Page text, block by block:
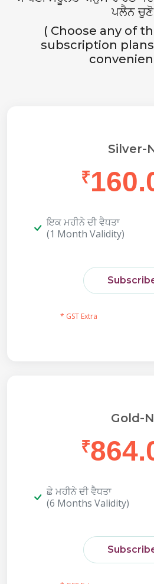
ਪਲੈਨ ਚੁਣੋ
( Choose any of
subscription
Silver-
₹
ਇਕ ਮਹੀਨੇ ਦੀ ਵੈਧਤਾ
(1 Month Validity)
* GST Extra
Gold-N
₹
ਛੇ ਮਹੀਨੇ ਦੀ ਵੈਧਤਾ
(6 Months Validity)